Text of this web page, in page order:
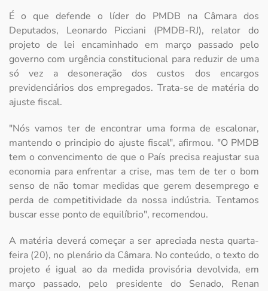
É o que defende o líder do PMDB na Câmara dos
Deputados, Leonardo Picciani (PMDB-RJ), relator do
projeto de lei encaminhado em março passado pelo
governo com urgência constitucional para reduzir de uma
só vez a desoneração dos custos dos encargos
previdenciários dos empregados. Trata-se de matéria do
ajuste fiscal.
"Nós vamos ter de encontrar uma forma de escalonar,
mantendo o principio do ajuste fiscal", afirmou. "O PMDB
tem o convencimento de que o País precisa reajustar sua
economia para enfrentar a crise, mas tem de ter o bom
senso de não tomar medidas que gerem desemprego e
perda de competitividade da nossa indústria. Tentamos
buscar esse ponto de equilíbrio", recomendou.
A matéria deverá começar a ser apreciada nesta quarta-
feira (20), no plenário da Câmara. No conteúdo, o texto do
projeto é igual ao da medida provisória devolvida, em
março passado, pelo presidente do Senado, Renan